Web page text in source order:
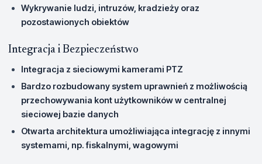
Wykrywanie ludzi, intruzów, kradzieży oraz
pozostawionych obiektów
Integracja i Bezpieczeństwo
Integracja z sieciowymi kamerami PTZ
Bardzo rozbudowany system uprawnień z możliwością
przechowywania kont użytkowników w centralnej
sieciowej bazie danych
Otwarta architektura umożliwiająca integrację z innymi
systemami, np. fiskalnymi, wagowymi